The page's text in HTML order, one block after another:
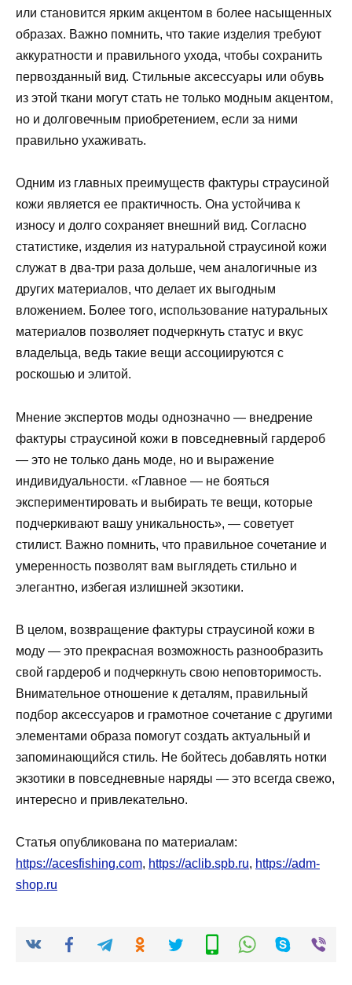
или становится ярким акцентом в более насыщенных
образах. Важно помнить, что такие изделия требуют
аккуратности и правильного ухода, чтобы сохранить
первозданный вид. Стильные аксессуары или обувь
из этой ткани могут стать не только модным акцентом,
но и долговечным приобретением, если за ними
правильно ухаживать.
Одним из главных преимуществ фактуры страусиной
кожи является ее практичность. Она устойчива к
износу и долго сохраняет внешний вид. Согласно
статистике, изделия из натуральной страусиной кожи
служат в два-три раза дольше, чем аналогичные из
других материалов, что делает их выгодным
вложением. Более того, использование натуральных
материалов позволяет подчеркнуть статус и вкус
владельца, ведь такие вещи ассоциируются с
роскошью и элитой.
Мнение экспертов моды однозначно — внедрение
фактуры страусиной кожи в повседневный гардероб
— это не только дань моде, но и выражение
индивидуальности. «Главное — не бояться
экспериментировать и выбирать те вещи, которые
подчеркивают вашу уникальность», — советует
стилист. Важно помнить, что правильное сочетание и
умеренность позволят вам выглядеть стильно и
элегантно, избегая излишней экзотики.
В целом, возвращение фактуры страусиной кожи в
моду — это прекрасная возможность разнообразить
свой гардероб и подчеркнуть свою неповторимость.
Внимательное отношение к деталям, правильный
подбор аксессуаров и грамотное сочетание с другими
элементами образа помогут создать актуальный и
запоминающийся стиль. Не бойтесь добавлять нотки
экзотики в повседневные наряды — это всегда свежо,
интересно и привлекательно.
Статья опубликована по материалам:
https://acesfishing.com, https://aclib.spb.ru, https://adm-
shop.ru